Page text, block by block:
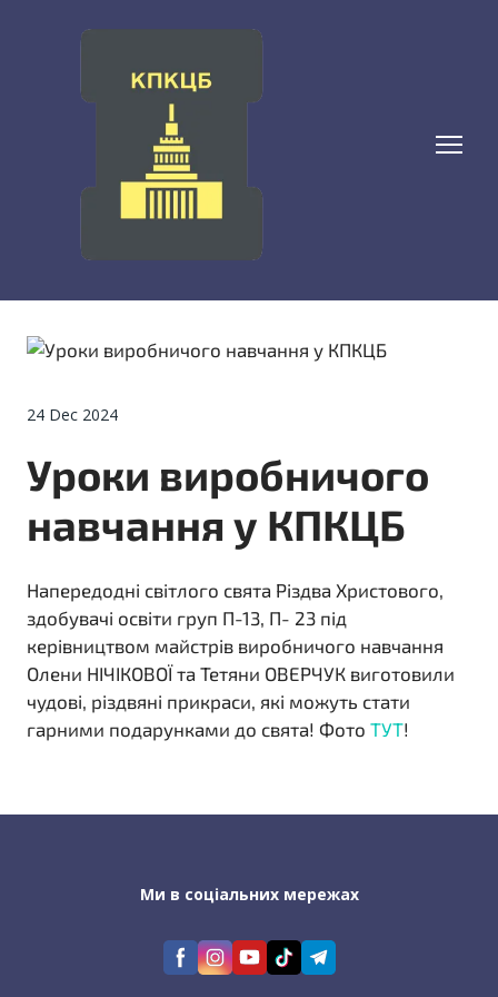
24 Dec 2024
Уроки виробничого
навчання у КПКЦБ
Напередодні світлого свята Різдва Христового,
здобувачі освіти груп П-13, П- 23 під
керівництвом майстрів виробничого навчання
Олени НІЧІКОВОЇ та Тетяни ОВЕРЧУК виготовили
чудові, різдвяні прикраси, які можуть стати
гарними подарунками до свята! Фото ТУТ!
Ми в соціальних мережах